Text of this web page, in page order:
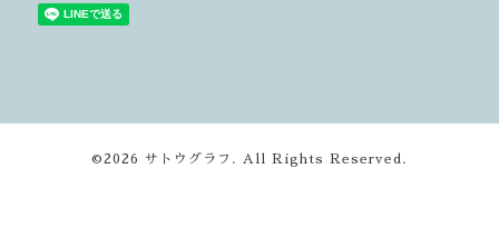
©2026 サトウグラフ . All Rights Reserved.